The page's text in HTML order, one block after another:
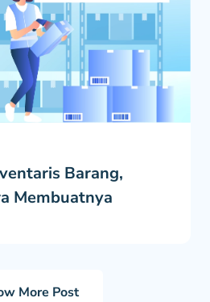
Barang,
Membuatnya
More Post